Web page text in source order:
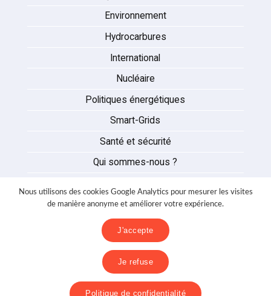
Environnement
Hydrocarbures
International
Nucléaire
Politiques énergétiques
Smart-Grids
Santé et sécurité
Qui sommes-nous ?
Partenaires
Nous contacter
Politique de confidentialité
Nous utilisons des cookies Google Analytics pour mesurer les visites
de manière anonyme et améliorer votre expérience.
J'accepte
Je refuse
Politique de confidentialité